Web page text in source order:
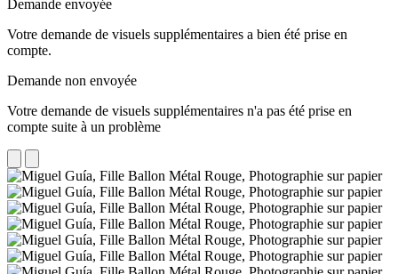
Demande envoyée
Votre demande de visuels supplémentaires a bien été prise en
compte.
Demande non envoyée
Votre demande de visuels supplémentaires n'a pas été prise en
compte suite à un problème